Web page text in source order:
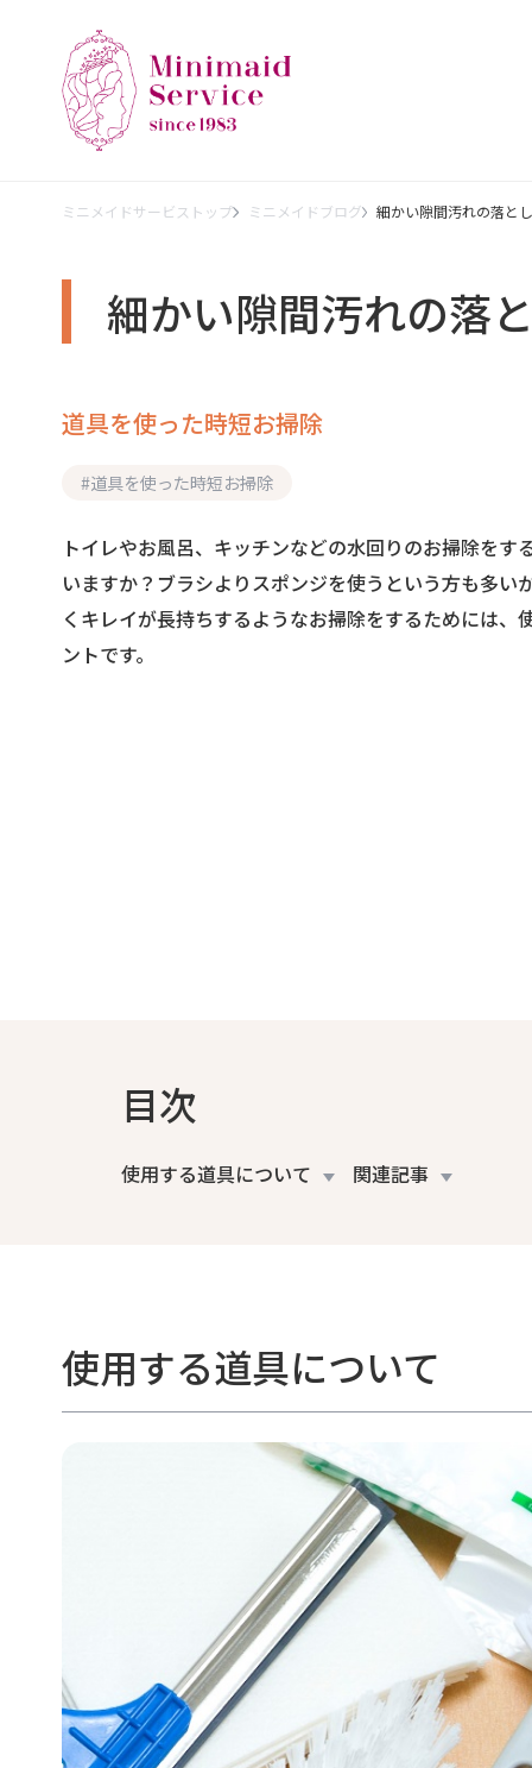
ミニメイドサービストップ ミニメイドブログ 細かい隙間汚れの落と
細かい隙間汚れの落
道具を使った時短お掃除
#道具を使った時短お掃除
トイレやお風呂、キッチンなどの水回りのお掃除をす
いますか？ブラシよりスポンジを使うという方も多い
くキレイが長持ちするようなお掃除をするためには、
ントです。
目次
使用する道具について 関連記事
使用する道具について